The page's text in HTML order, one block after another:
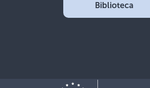
Biblioteca